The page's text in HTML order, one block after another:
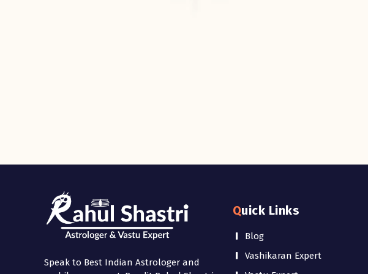
Speak to Best Indian Astrologer and
Quick Links
Blog
Vashikaran Expert